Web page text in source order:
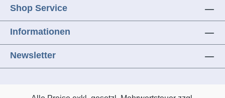
Standard 100.Farbe: rot dunkel
Shop Service
Informationen
Newsletter